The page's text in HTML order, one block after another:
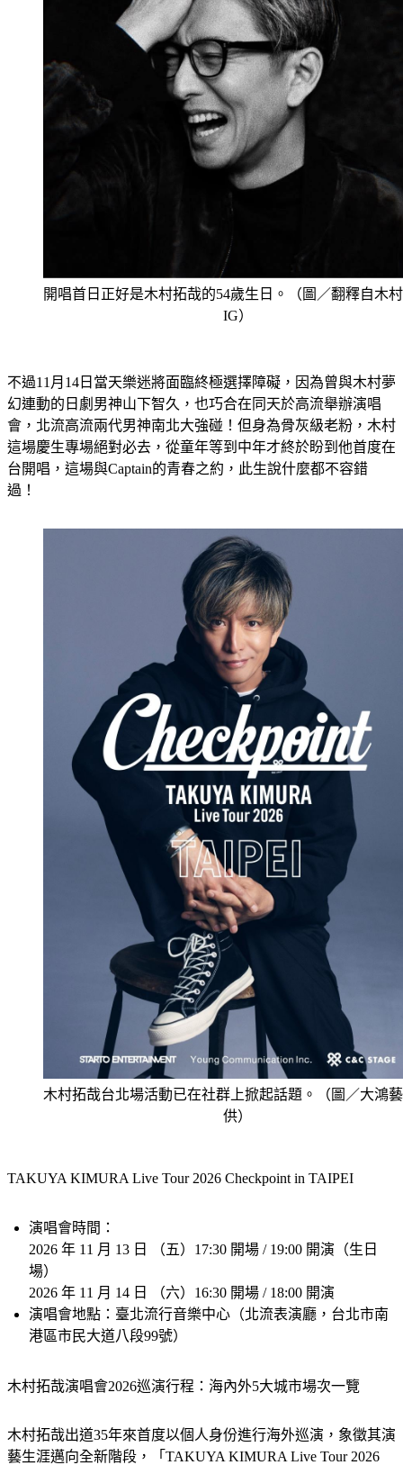
開唱首日正好是木村拓哉的54歲生日。（圖／翻釋自木
IG）
不過11月14日當天樂迷將面臨終極選擇障礙，因為曾與木村夢
幻連動的日劇男神山下智久，也巧合在同天於高流舉辦演唱
會，北流高流兩代男神南北大強碰！但身為骨灰級老粉，木村
這場慶生專場絕對必去，從童年等到中年才終於盼到他首度在
台開唱，這場與Captain的青春之約，此生說什麼都不容錯
過！
木村拓哉台北場活動已在社群上掀起話題。（圖／大鴻
供）
TAKUYA KIMURA Live Tour 2026 Checkpoint in TAIPEI
演唱會時間：
2026 年 11 月 13 日 （五）17:30 開場 / 19:00 開演（生日
場）
2026 年 11 月 14 日 （六）16:30 開場 / 18:00 開演
演唱會地點： 臺北流行音樂中心（北流表演廳，台北市南
港區市民大道八段99號）
木村拓哉演唱會2026巡演行程：海內外5大城市場次一覽
木村拓哉出道35年來首度以個人身份進行海外巡演，象徵其演
藝生涯邁向全新階段，「TAKUYA KIMURA Live Tour 2026